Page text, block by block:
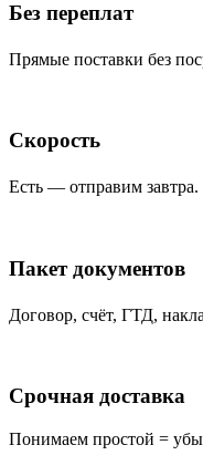
Без переплат
Прямые поставки без
Скорость
Есть — отправим
Пакет документов
Договор, счёт, ГТД,
Срочная доставка
Понимаем простой =